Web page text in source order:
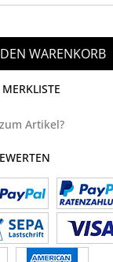
WARENKORB
Artikel?